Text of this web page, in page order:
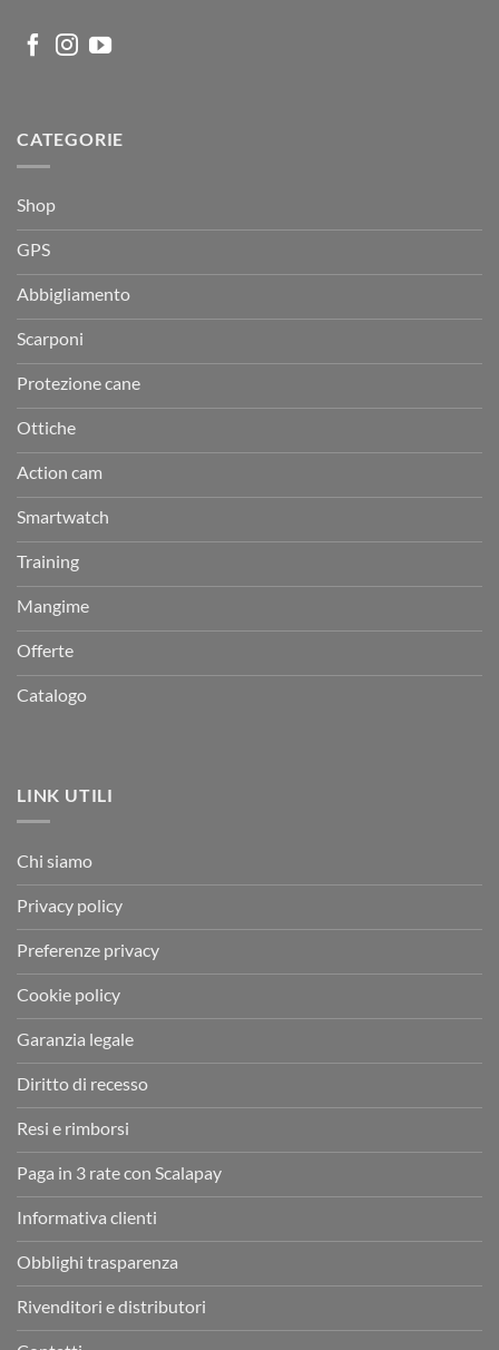
CATEGORIE
Shop
GPS
Abbigliamento
Scarponi
Protezione cane
Ottiche
Action cam
Smartwatch
Training
Mangime
Offerte
Catalogo
LINK UTILI
Chi siamo
Privacy policy
Preferenze privacy
Cookie policy
Garanzia legale
Diritto di recesso
Resi e rimborsi
Paga in 3 rate con Scalapay
Informativa clienti
Obblighi trasparenza
Rivenditori e distributori